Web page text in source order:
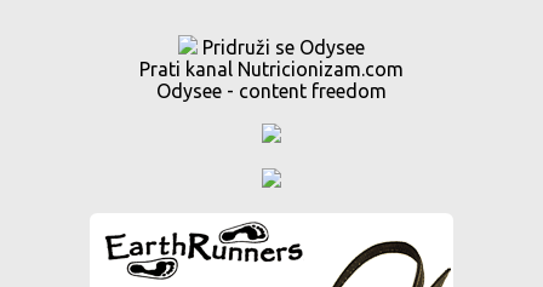
Pridruži se Odysee
Prati kanal Nutricionizam.com
Odysee - content freedom